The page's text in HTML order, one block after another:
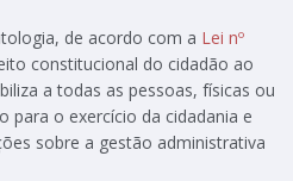
de acordo com a Lei nº
constitucional do cidadão ao
a todas as pessoas, físicas ou
para o exercício da cidadania e
sobre a gestão administrativa